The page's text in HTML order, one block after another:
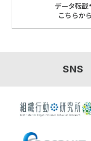
データ転
こちらか
SNS